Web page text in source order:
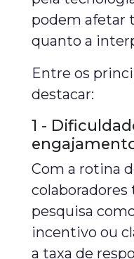
podem afetar
quanto a
Entre os
destacar:
1 -
Com a rotina
colaboradores
pesquisa
incentivo ou
a taxa de